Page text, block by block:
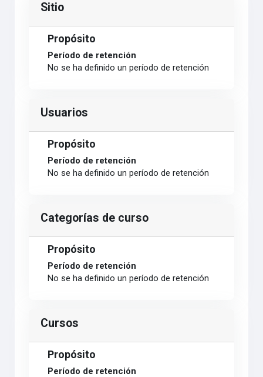
Sitio
Propósito
Período de retención
No se ha definido un período de retención
Usuarios
Propósito
Período de retención
No se ha definido un período de retención
Categorías de curso
Propósito
Período de retención
No se ha definido un período de retención
Cursos
Propósito
Período de retención